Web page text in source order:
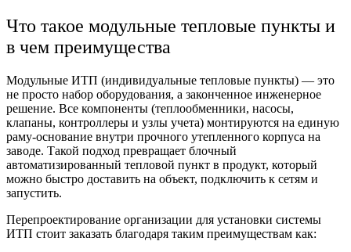
Что такое модульные тепловые пункты и
в чем преимущества
Модульные ИТП (индивидуальные тепловые пункты) — это
не просто набор оборудования, а законченное инженерное
решение. Все компоненты (теплообменники, насосы,
клапаны, контроллеры и узлы учета) монтируются на единую
раму-основание внутри прочного утепленного корпуса на
заводе. Такой подход превращает блочный
автоматизированный тепловой пункт в продукт, который
можно быстро доставить на объект, подключить к сетям и
запустить.
Перепроектирование организации для установки системы
ИТП стоит заказать благодаря таким преимуществам как: